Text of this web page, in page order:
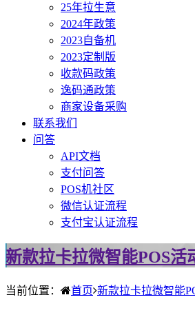
25年拉生意
2024年政策
2023自备机
2023定制版
收款码政策
逸码通政策
商家设备采购
联系我们
问答
API文档
支付问答
POS机社区
微信认证流程
支付宝认证流程
新款拉卡拉微智能POS活
当前位置： 首页 新款拉卡拉微智能